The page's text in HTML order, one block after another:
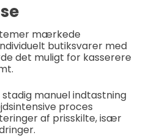
mærkede
butiksvarer med
det muligt for kasserere
manuel indtastning
proces
af prisskilte, især